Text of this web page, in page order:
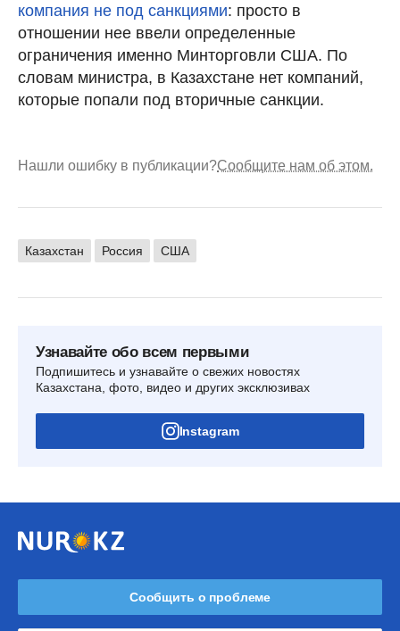
компания не под санкциями: просто в
отношении нее ввели определенные
ограничения именно Минторговли США. По
словам министра, в Казахстане нет компаний,
которые попали под вторичные санкции.
Нашли ошибку в публикации?Сообщите нам об этом.
Казахстан Россия США
Узнавайте обо всем первыми
Подпишитесь и узнавайте о свежих новостях
Казахстана, фото, видео и других эксклюзивах
Instagram
Сообщить о проблеме